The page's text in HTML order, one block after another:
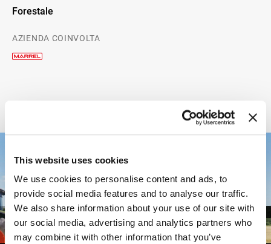
This website uses cookies
We use cookies to personalise content and ads, to
provide social media features and to analyse our traffic.
We also share information about your use of our site with
our social media, advertising and analytics partners who
may combine it with other information that you’ve
Forestale
AZIENDA COINVOLTA